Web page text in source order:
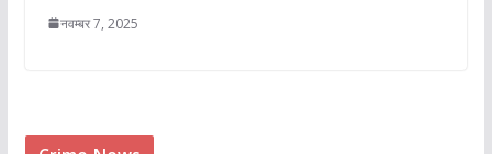
नवम्बर 7, 2025